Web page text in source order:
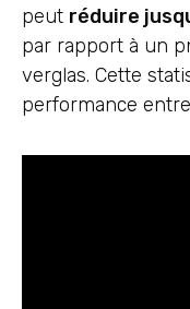
peut réduire
par rapport à un
verglas. Cette
performance